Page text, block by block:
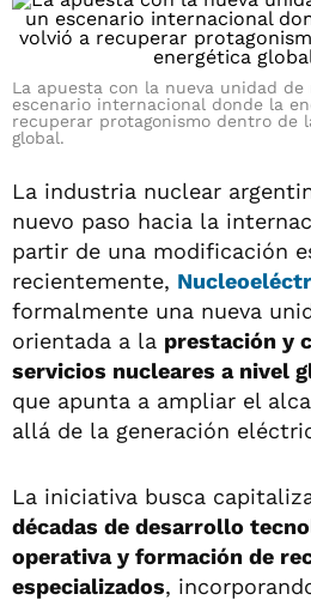
La apuesta con la nueva unidad de
escenario internacional donde la
recuperar protagonismo dentro de
global.
La industria nuclear
nuevo paso hacia la
partir de una modificación
recientemente,
formalmente una nueva
orientada a la prestación y
servicios nucleares a nivel
que apunta a ampliar el
allá de la generación
La iniciativa busca
décadas de desarrollo
operativa y formación de
especializados,